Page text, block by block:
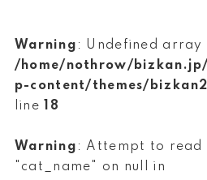
Warning : Undefined array
/home/nothrow/
p-content/themes/
line
18
Warning : Attempt to
"cat_name" on null in